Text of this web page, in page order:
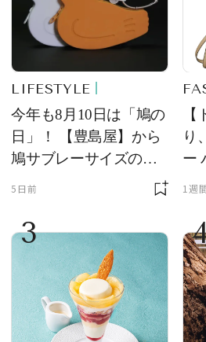
LIFESTYLE
今年も8月10日は「鳩の
日」！ 【豊島屋】から
鳩サブレーサイズのポ
ーチ「はとっこ」を限
5日前
り
ー
1週
3